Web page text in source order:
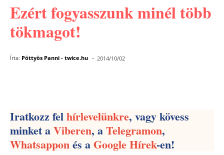
Ezért fogyasszunk minél több
tökmagot!
Írta: Pöttyös Panni - twice.hu - 2014/10/02
Iratkozz felhírlevelünkre, vagy kövess
minket aViberen, aTelegramon,
Whatsapponés aGoogle Hírek-en!